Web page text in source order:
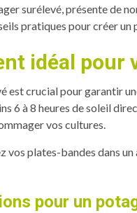
surélevé, présente de
pratiques pour créer
idéal
est crucial pour garantir
6 à 8 heures de soleil
vos cultures.
vos plates-bandes dans
pour un